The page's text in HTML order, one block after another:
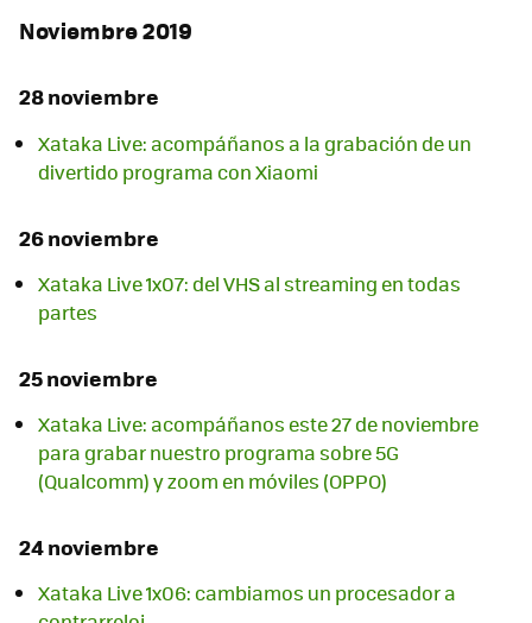
Noviembre 2019
28 noviembre
Xataka Live: acompáñanos a la grabación de un
divertido programa con Xiaomi
26 noviembre
Xataka Live 1x07: del VHS al streaming en todas
partes
25 noviembre
Xataka Live: acompáñanos este 27 de noviembre
para grabar nuestro programa sobre 5G
(Qualcomm) y zoom en móviles (OPPO)
24 noviembre
Xataka Live 1x06: cambiamos un procesador a